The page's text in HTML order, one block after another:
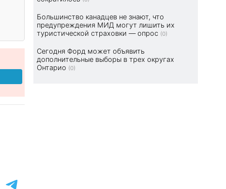
Большинство канадцев не знают, что
предупреждения МИД могут лишить их
туристической страховки — опрос (0)
Сегодня Форд может объявить
дополнительные выборы в трех округах
Онтарио (0)